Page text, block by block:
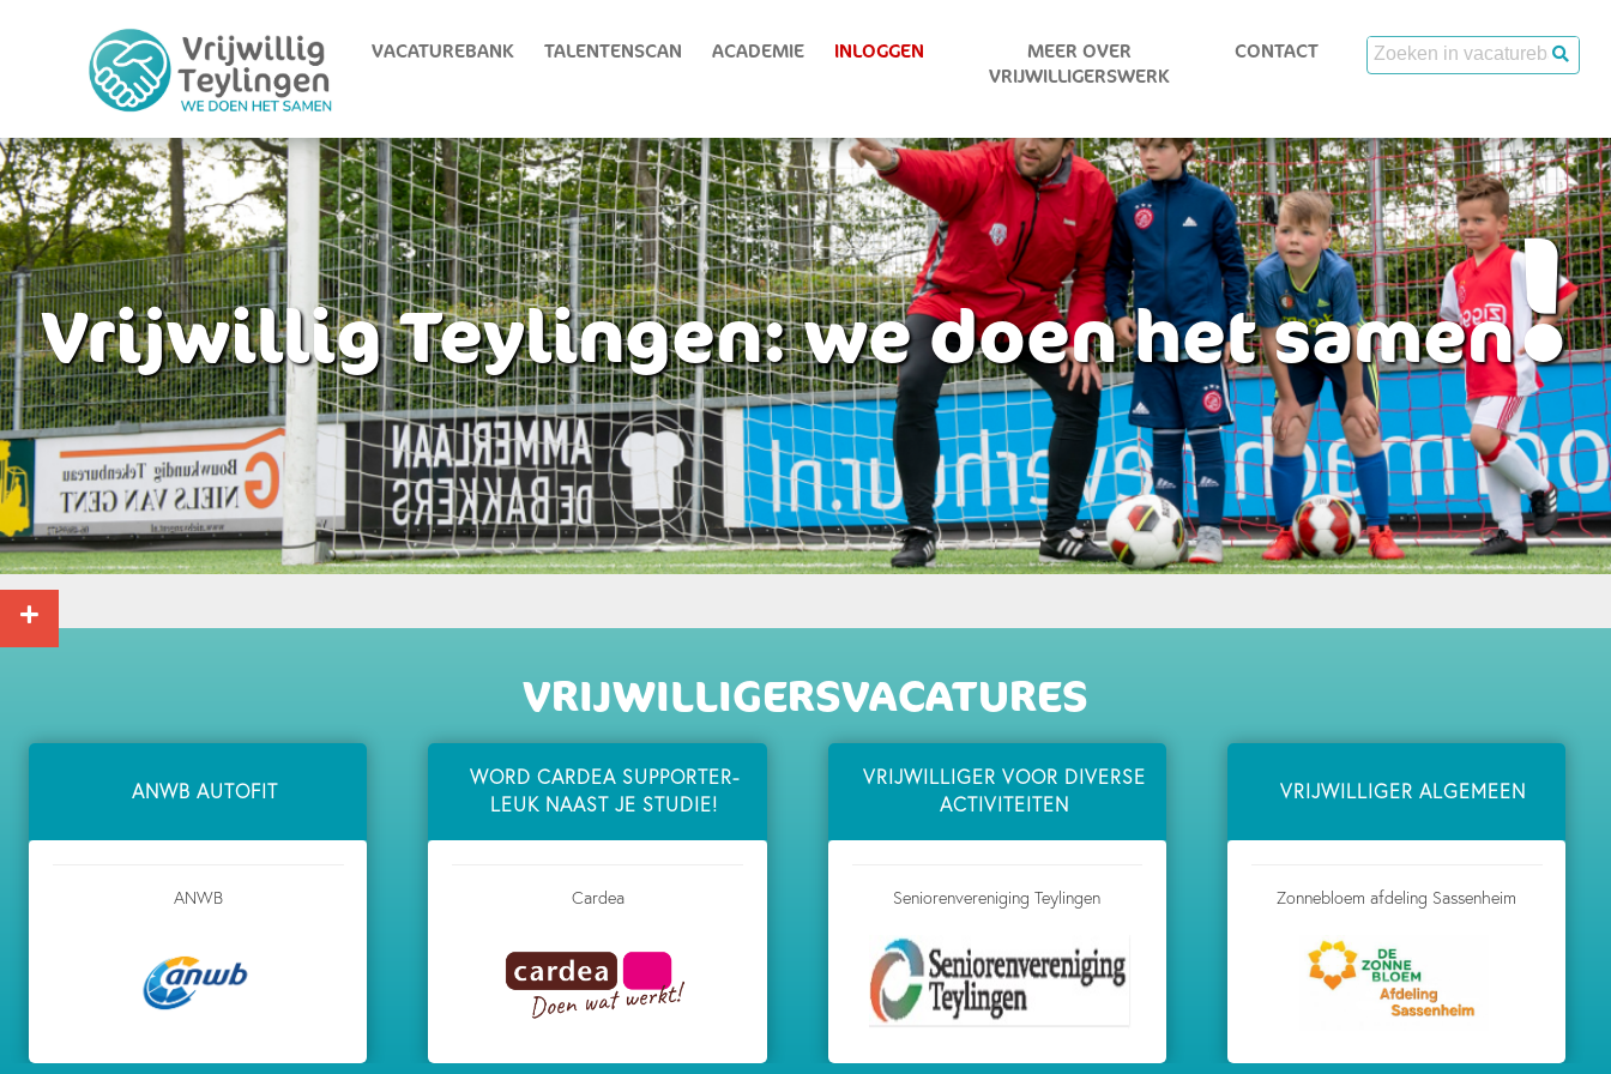
VACATUREBANK TALENTENSCAN ACADEMIE INLOGGEN
MEER OVER
VRIJWILLIGERSWERK
CONTACT
Vrijwillig Teylingen: we doen het samen!
VRIJWILLIGERSVACATURES
ANWB AUTOFIT
ANWB
WORD CARDEA SUPPORTER-
LEUK NAAST JE STUDIE!
Cardea
VRIJWILLIGER VOOR DIVERSE
ACTIVITEITEN
Seniorenvereniging Teylingen
VRIJWILLIGER ALGEMEEN
Zonnebloem afdeling Sassenheim